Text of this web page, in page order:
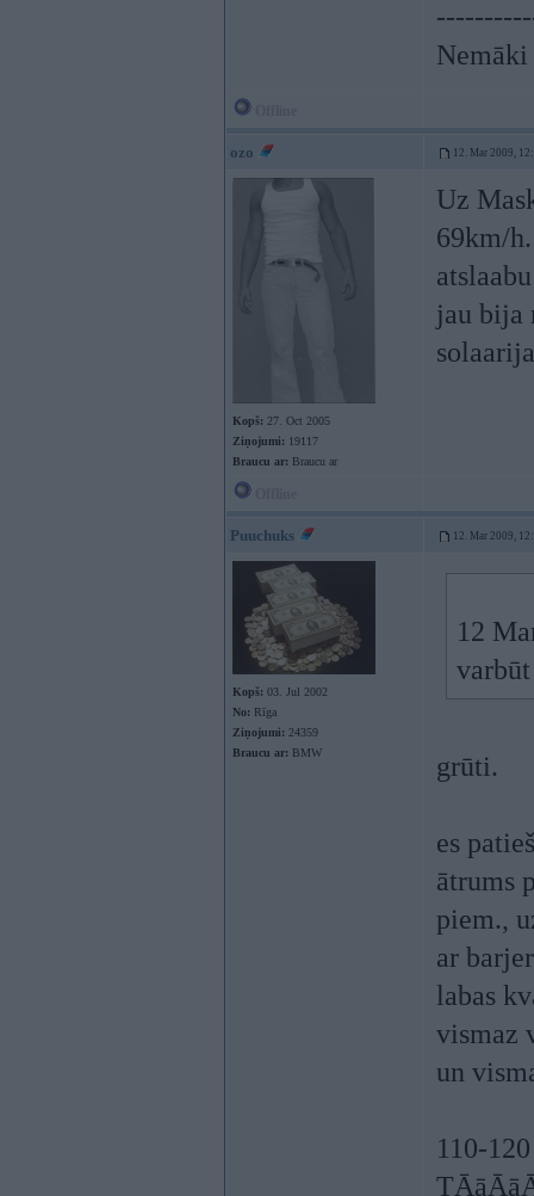
ozo 12. Mar 2009,
Kopš: 27. Oct 2005
Ziņojumi: 19117
Braucu ar: Braucu ar
Uz
69km/
jau bija
Puuchuks 12. Mar 2009,
Kopš: 03. Jul 2002
No: Rīga
Ziņojumi: 24359
Braucu ar: BMW
12
grūti.
es
ātrums
piem.,
ar
labas
vismaz
un
110-